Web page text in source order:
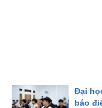
Đại
báo